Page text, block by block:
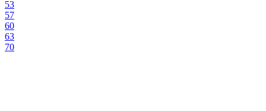
53
57
60
63
70